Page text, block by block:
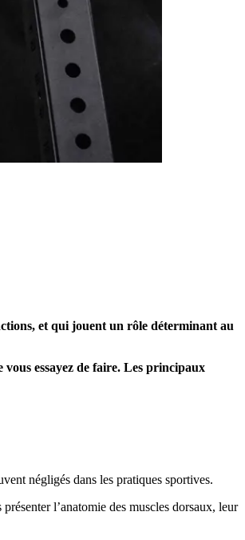
et qui jouent un rôle déterminant au
essayez de faire. Les principaux
négligés dans les pratiques sportives.
l’anatomie des muscles dorsaux, leur